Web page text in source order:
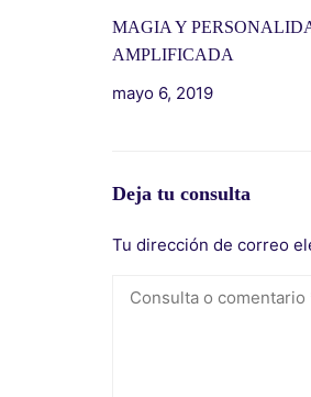
MAGIA Y
AMPLIFICADA
mayo 6, 2019
Deja tu consulta
Tu dirección de correo